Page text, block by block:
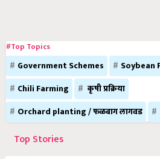
#Top Topics
Government Schemes Soybean
Chili Farming
कृषी प्रक्रिया
Orchard planting / फळबाग लागवड
Top Stories